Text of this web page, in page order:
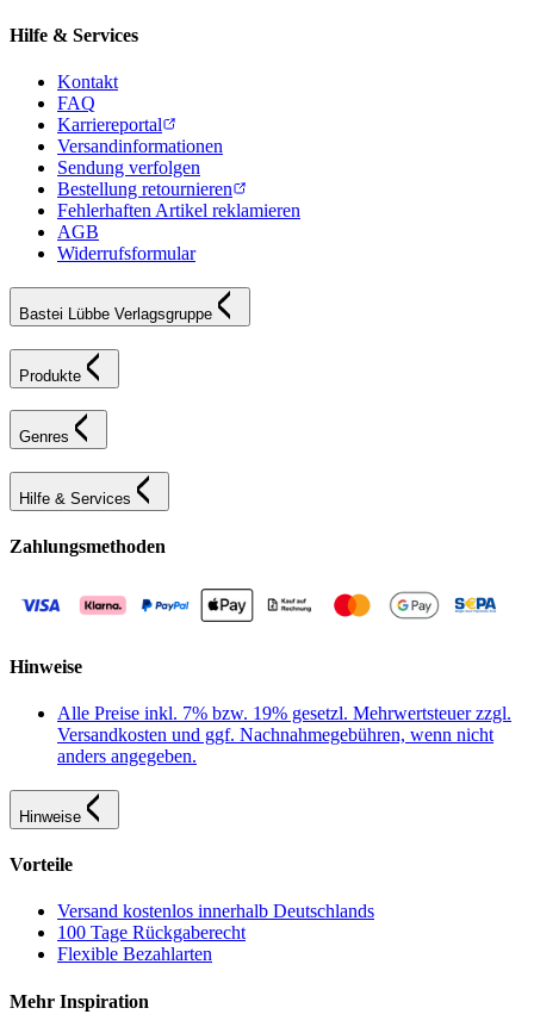
Hilfe & Services
Kontakt
FAQ
Karriereportal
Versandinformationen
Sendung verfolgen
Bestellung retournieren
Fehlerhaften Artikel reklamieren
AGB
Widerrufsformular
Bastei Lübbe Verlagsgruppe
Produkte
Genres
Hilfe & Services
Zahlungsmethoden
Hinweise
Alle Preise inkl. 7% bzw. 19% gesetzl. Mehrwertsteuer zzgl.
Versandkosten und ggf. Nachnahmegebühren, wenn nicht
anders angegeben.
Hinweise
Vorteile
Versand kostenlos innerhalb Deutschlands
100 Tage Rückgaberecht
Flexible Bezahlarten
Mehr Inspiration